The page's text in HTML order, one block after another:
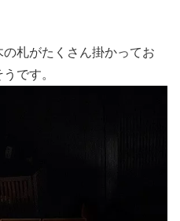
札がたくさん掛かってお
です。